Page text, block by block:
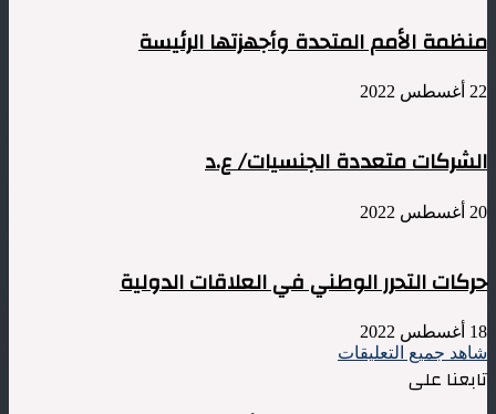
منظمة الأمم المتحدة وأجهزتها الرئيسة
22 أغسطس 2022
الشركات متعددة الجنسيات/ ع.د
20 أغسطس 2022
حركات التحرر الوطني في العلاقات الدولية
18 أغسطس 2022
شاهد جميع التعليقات
تابعنا على